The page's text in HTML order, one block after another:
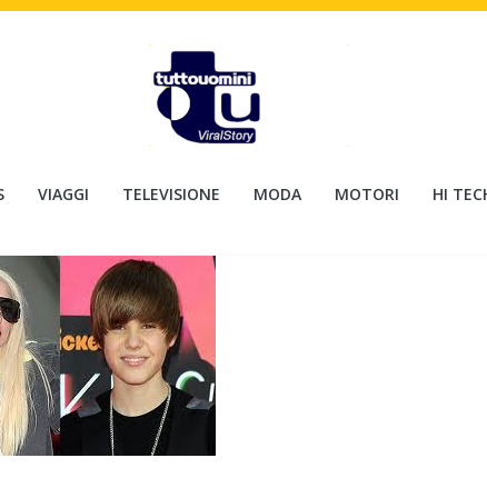
VIAGGI TELEVISIONE MODA MOTORI HI